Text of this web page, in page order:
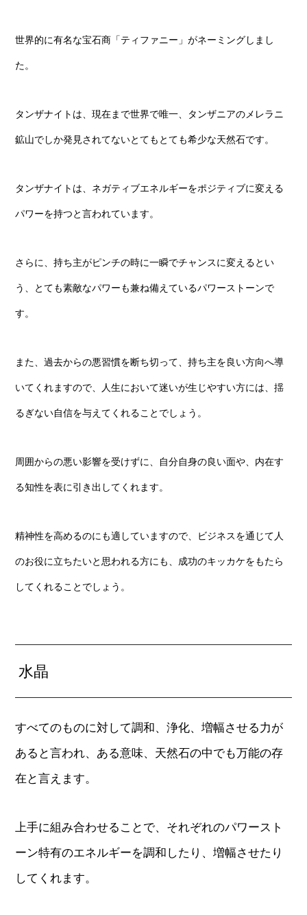
世界的に有名な宝石商「ティファニー」がネーミングしまし
た。
タンザナイトは、現在まで世界で唯一、タンザニアのメレラニ
鉱山でしか発見されてないとてもとても希少な天然石です。
タンザナイトは、ネガティブエネルギーをポジティブに変える
パワーを持つと言われています。
さらに、持ち主がピンチの時に一瞬でチャンスに変えるとい
う、とても素敵なパワーも兼ね備えているパワーストーンで
す。
また、過去からの悪習慣を断ち切って、持ち主を良い方向へ導
いてくれますので、人生において迷いが生じやすい方には、揺
るぎない自信を与えてくれることでしょう。
周囲からの悪い影響を受けずに、自分自身の良い面や、内在す
る知性を表に引き出してくれます。
精神性を高めるのにも適していますので、ビジネスを通じて人
のお役に立ちたいと思われる方にも、成功のキッカケをもたら
してくれることでしょう。
水晶
すべてのものに対して調和、浄化、増幅させる力が
あると言われ、ある意味、天然石の中でも万能の存
在と言えます。
上手に組み合わせることで、それぞれのパワースト
ーン特有のエネルギーを調和したり、増幅させたり
してくれます。